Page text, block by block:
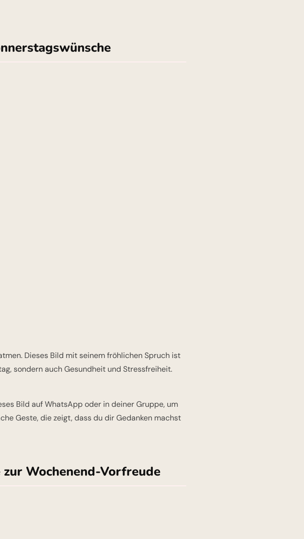
Dieses Bild mit seinem fröhlichen Spruch ist
sondern auch Gesundheit und Stressfreiheit.
Bild auf WhatsApp oder in deiner Gruppe, um
Geste, die zeigt, dass du dir Gedanken machst
Wochenend-Vorfreude